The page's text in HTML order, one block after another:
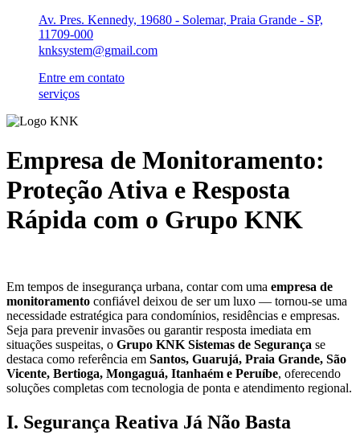
Av. Pres. Kennedy, 19680 - Solemar, Praia Grande - SP,
11709-000
knksystem@gmail.com
Entre em contato
serviços
Empresa de Monitoramento:
Proteção Ativa e Resposta
Rápida com o Grupo KNK
Em tempos de insegurança urbana, contar com uma empresa de
monitoramento confiável deixou de ser um luxo — tornou-se uma
necessidade estratégica para condomínios, residências e empresas.
Seja para prevenir invasões ou garantir resposta imediata em
situações suspeitas, o Grupo KNK Sistemas de Segurança se
destaca como referência em Santos, Guarujá, Praia Grande, São
Vicente, Bertioga, Mongaguá, Itanhaém e Peruíbe, oferecendo
soluções completas com tecnologia de ponta e atendimento regional.
I. Segurança Reativa Já Não Basta